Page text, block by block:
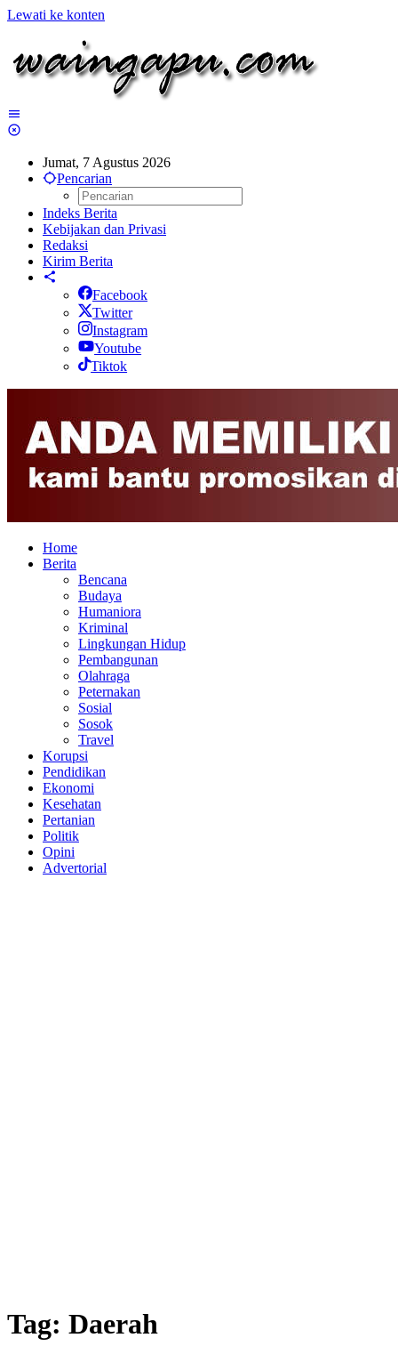
Lewati ke konten
Jumat, 7 Agustus 2026
Pencarian
Indeks Berita
Kebijakan dan Privasi
Redaksi
Kirim Berita
Facebook
Twitter
Instagram
Youtube
Tiktok
Home
Berita
Bencana
Budaya
Humaniora
Kriminal
Lingkungan Hidup
Pembangunan
Olahraga
Peternakan
Sosial
Sosok
Travel
Korupsi
Pendidikan
Ekonomi
Kesehatan
Pertanian
Politik
Opini
Advertorial
Tag: Daerah